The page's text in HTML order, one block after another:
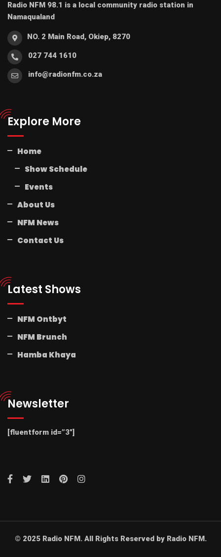
Radio NFM 98.1 is a local community radio station in
Namaqualand
NO. 2 Main Road, Okiep, 8270
027 744 1610
info@radionfm.co.za
Explore More
Home
Show Schedule
Events
About Us
NFM News
Contact Us
Latest Shows
NFM Ontbyt
NFM Brunch
Hamba Khaya
Newsletter
[fluentform id=”3″]
© 2025 Radio NFM. All Rights Reserved by Radio NFM.